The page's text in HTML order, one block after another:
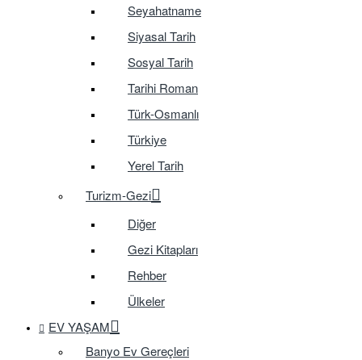
Seyahatname
Siyasal Tarih
Sosyal Tarih
Tarihi Roman
Türk-Osmanlı
Türkiye
Yerel Tarih
Turizm-Gezi
Diğer
Gezi Kitapları
Rehber
Ülkeler
EV YAŞAM
Banyo Ev Gereçleri